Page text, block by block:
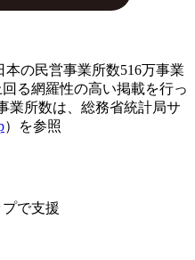
の民営事業所数516万事業
る網羅性の高い掲載を行っ
業所数は、総務省統計局サ
）を参照
で支援